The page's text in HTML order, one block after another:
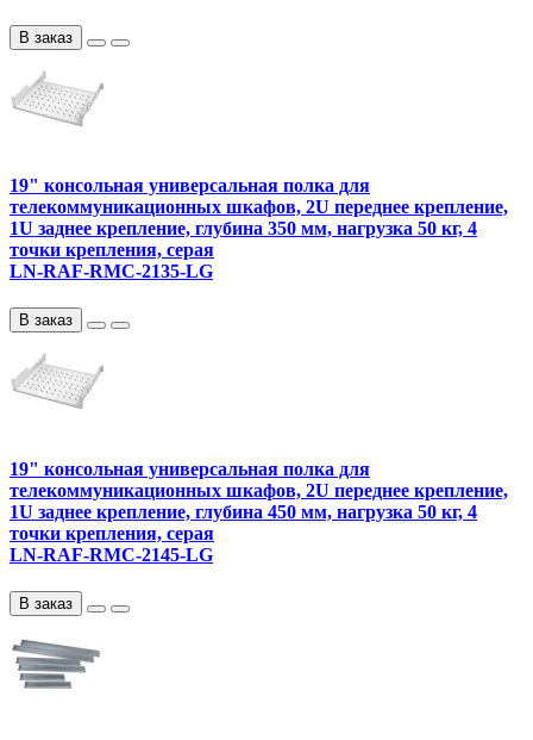
В заказ
19" консольная универсальная полка для
телекоммуникационных шкафов, 2U переднее крепление,
1U заднее крепление, глубина 350 мм, нагрузка 50 кг, 4
точки крепления, серая
LN-RAF-RMC-2135-LG
В заказ
19" консольная универсальная полка для
телекоммуникационных шкафов, 2U переднее крепление,
1U заднее крепление, глубина 450 мм, нагрузка 50 кг, 4
точки крепления, серая
LN-RAF-RMC-2145-LG
В заказ